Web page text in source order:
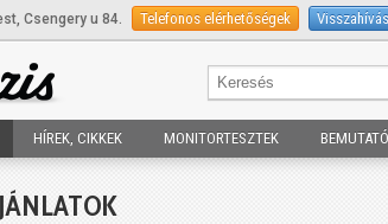
Csengery u 84. Telefonos elérhetőségek
HÍREK, CIKKEK MONITORTESZTEK